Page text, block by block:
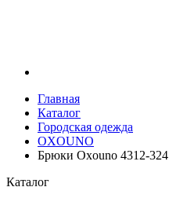
Главная
Каталог
Городская одежда
OXOUNO
Брюки Oxouno 4312-324
Каталог